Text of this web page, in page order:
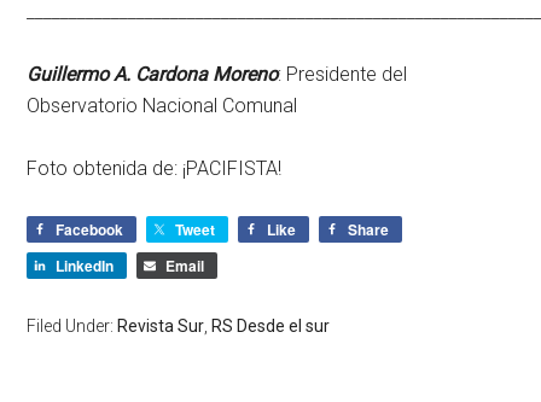
Guillermo A. Cardona Moreno: Presidente del
Observatorio Nacional Comunal
Foto obtenida de: ¡PACIFISTA!
Facebook Tweet Like
Share
LinkedIn
Email
Filed Under: Revista Sur RS Desde el sur